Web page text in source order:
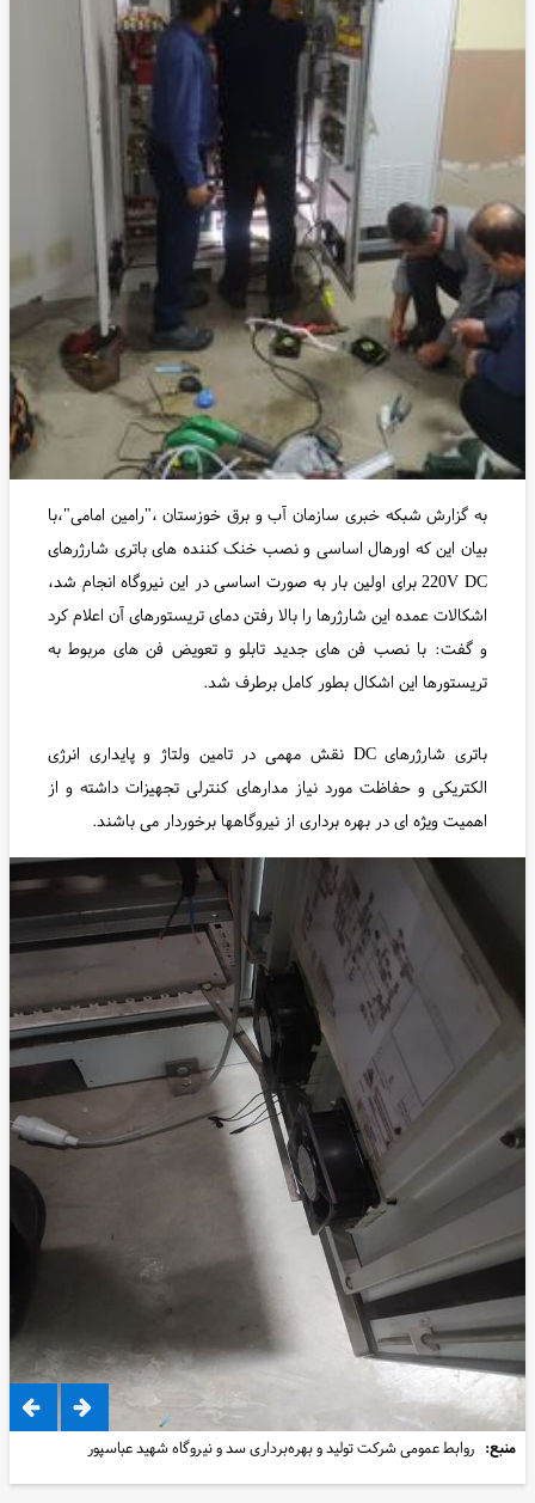
به گزارش شبکه خبری سازمان آب و برق خوزستان ،"رامین امامی"،با
بیان این که اورهال اساسی و نصب خنک کننده های باتری شارژرهای
220V DC برای اولین بار به صورت اساسی در این نیروگاه انجام شد،
اشکالات عمده این شارژرها را بالا رفتن دمای تریستورهای آن اعلام کرد
و گفت: با نصب فن های جدید تابلو و تعویض فن های مربوط به
تریستورها این اشکال بطور کامل برطرف شد.
باتری شارژرهای DC نقش مهمی در تامین ولتاژ و پایداری انرژی
الکتریکی و حفاظت مورد نیاز مدارهای کنترلی تجهیزات داشته و از
اهمیت ویژه ای در بهره برداری از نیروگاهها برخوردار می باشند.
منبع: روابط عمومی شرکت تولید و بهره‌برداری سد و نیروگاه شهید عباسپور